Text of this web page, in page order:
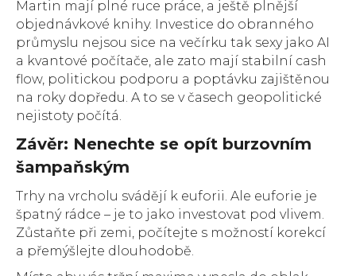
Martin mají plné ruce práce, a ještě plnější
objednávkové knihy. Investice do obranného
průmyslu nejsou sice na večírku tak sexy jako AI
a kvantové počítače, ale zato mají stabilní cash
flow, politickou podporu a poptávku zajištěnou
na roky dopředu. A to se v časech geopolitické
nejistoty počítá.
Závěr: Nenechte se opít burzovním
šampaňským
Trhy na vrcholu svádějí k euforii. Ale euforie je
špatný rádce – je to jako investovat pod vlivem.
Zůstaňte při zemi, počítejte s možností korekcí
a přemýšlejte dlouhodobě.